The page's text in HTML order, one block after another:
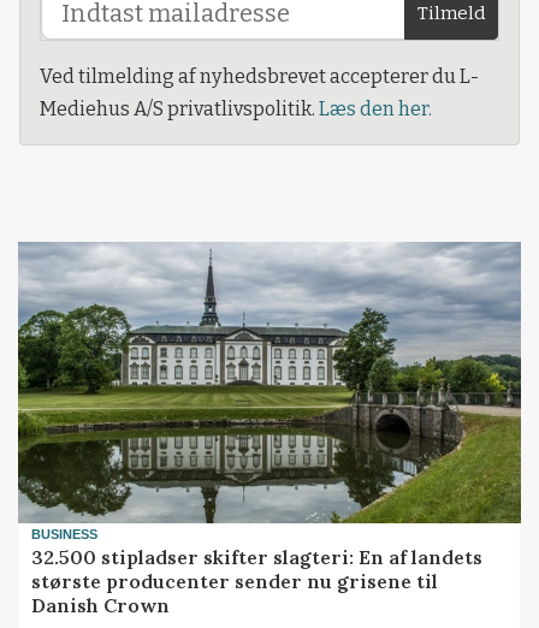
Tilmeld
Ved tilmelding af nyhedsbrevet accepterer du L-
Mediehus A/S privatlivspolitik. Læs den her.
BUSINESS
32.500 stipladser skifter slagteri: En af landets
største producenter sender nu grisene til
Danish Crown